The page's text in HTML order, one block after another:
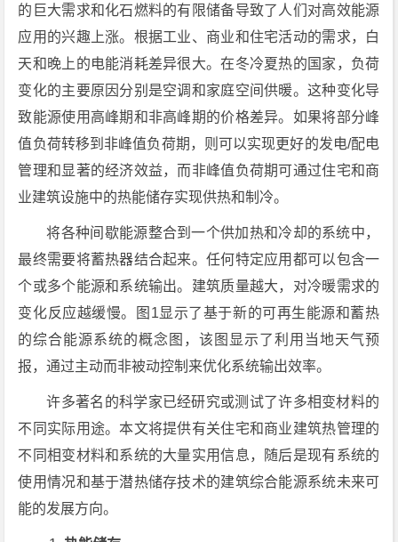
的巨大需求和化石燃料的有限储备导致了人们对高效能源
应用的兴趣上涨。根据工业、商业和住宅活动的需求，白
天和晚上的电能消耗差异很大。在冬冷夏热的国家，负荷
变化的主要原因分别是空调和家庭空间供暖。这种变化导
致能源使用高峰期和非高峰期的价格差异。如果将部分峰
值负荷转移到非峰值负荷期，则可以实现更好的发电/配电
管理和显著的经济效益，而非峰值负荷期可通过住宅和商
业建筑设施中的热能储存实现供热和制冷。
将各种间歇能源整合到一个供加热和冷却的系统中，
最终需要将蓄热器结合起来。任何特定应用都可以包含一
个或多个能源和系统输出。建筑质量越大，对冷暖需求的
变化反应越缓慢。图1显示了基于新的可再生能源和蓄热
的综合能源系统的概念图，该图显示了利用当地天气预
报，通过主动而非被动控制来优化系统输出效率。
许多著名的科学家已经研究或测试了许多相变材料的
不同实际用途。本文将提供有关住宅和商业建筑热管理的
不同相变材料和系统的大量实用信息，随后是现有系统的
使用情况和基于潜热储存技术的建筑综合能源系统未来可
能的发展方向。